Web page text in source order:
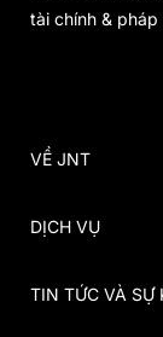
tài chính &
VỀ JNT
DỊCH VỤ
TIN TỨC VÀ SỰ